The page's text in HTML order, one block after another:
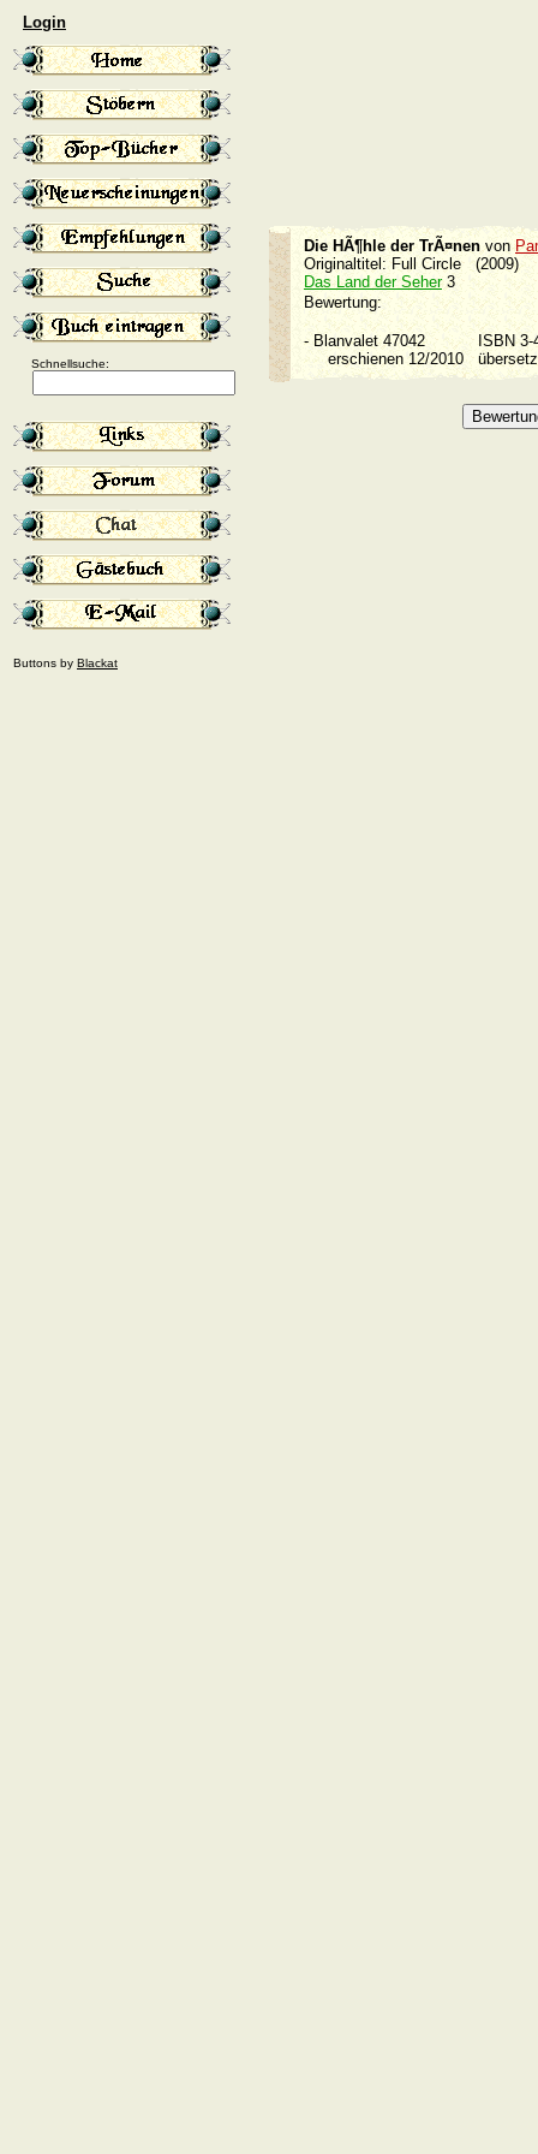
Login
Schnellsuche:
Buttons by Blackat
Die HÃ¶hle der TrÃ¤nenvon
Originaltitel: Full Circle (2009)
Das Land der Seher3
Bewertung:
- Blanvalet 47042
ISBN
erschienen 12/2010